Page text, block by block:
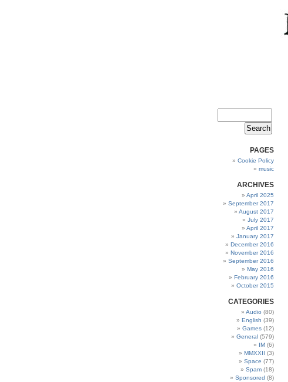
PAGES
Cookie Policy
music
ARCHIVES
April 2025
September 2017
August 2017
July 2017
April 2017
January 2017
December 2016
November 2016
September 2016
May 2016
February 2016
October 2015
CATEGORIES
Audio (80)
English (39)
Games (12)
General (579)
IM (6)
MMXXII (3)
Space (77)
Spam (18)
Sponsored (8)